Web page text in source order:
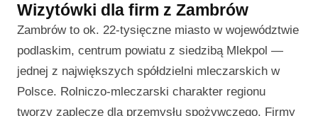
Wizytówki dla firm z Zambrów
Zambrów to ok. 22-tysięczne miasto w województwie
podlaskim, centrum powiatu z siedzibą Mlekpol —
jednej z największych spółdzielni mleczarskich w
Polsce. Rolniczo-mleczarski charakter regionu
tworzy zaplecze dla przemysłu spożywczego. Firmy